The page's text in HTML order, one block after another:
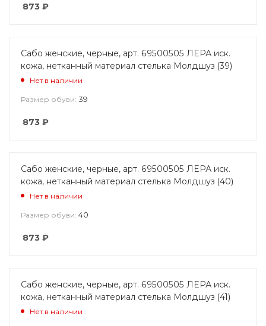
873 ₽
Сабо женские, черные, арт. 69500505 ЛЕРА иск.
кожа, нетканный материал стелька Молдшуз (39)
Нет в наличии
Размер обуви: 39
873 ₽
Сабо женские, черные, арт. 69500505 ЛЕРА иск.
кожа, нетканный материал стелька Молдшуз (40)
Нет в наличии
Размер обуви: 40
873 ₽
Сабо женские, черные, арт. 69500505 ЛЕРА иск.
кожа, нетканный материал стелька Молдшуз (41)
Нет в наличии